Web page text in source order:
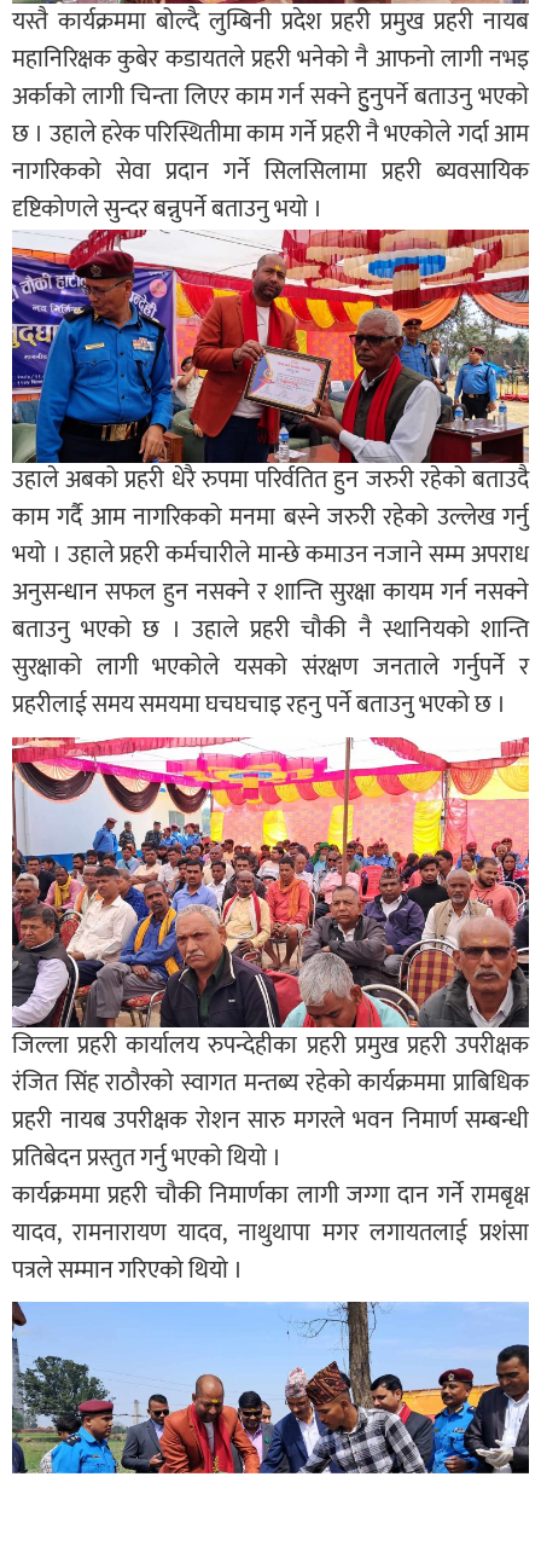
यस्तै कार्यक्रममा बोल्दै लुम्बिनी प्रदेश प्रहरी प्रमुख प्रहरी नायब
महानिरिक्षक कुबेर कडायतले प्रहरी भनेको नै आफनो लागी नभइ
अर्काको लागी चिन्ता लिएर काम गर्न सक्ने हुुनुपर्ने बताउनु भएको
छ । उहाले हरेक परिस्थितीमा काम गर्ने प्रहरी नै भएकोले गर्दा आम
नागरिकको सेवा प्रदान गर्ने सिलसिलामा प्रहरी ब्यवसायिक
दृष्टिकोणले सुन्दर बन्नुपर्ने बताउनु भयो ।
उहाले अबको प्रहरी धेरै रुपमा परिर्वतित हुन जरुरी रहेको बताउदै
काम गर्दै आम नागरिकको मनमा बस्ने जरुरी रहेको उल्लेख गर्नु
भयो । उहाले प्रहरी कर्मचारीले मान्छे कमाउन नजाने सम्म अपराध
अनुसन्धान सफल हुन नसक्ने र शान्ति सुरक्षा कायम गर्न नसक्ने
बताउनु भएको छ । उहाले प्रहरी चौकी नै स्थानियको शान्ति
सुरक्षाको लागी भएकोले यसको संरक्षण जनताले गर्नुपर्ने र
प्रहरीलाई समय समयमा घचघचाइ रहनु पर्ने बताउनु भएको छ ।
जिल्ला प्रहरी कार्यालय रुपन्देहीका प्रहरी प्रमुख प्रहरी उपरीक्षक
रंजित सिंह राठौरको स्वागत मन्तब्य रहेको कार्यक्रममा प्राबिधिक
प्रहरी नायब उपरीक्षक रोशन सारु मगरले भवन निमार्ण सम्बन्धी
प्रतिबेदन प्रस्तुत गर्नु भएको थियो ।
कार्यक्रममा प्रहरी चौकी निमार्णका लागी जग्गा दान गर्ने रामबृक्ष
यादव, रामनारायण यादव, नाथुथापा मगर लगायतलाई प्रशंसा
पत्रले सम्मान गरिएको थियो ।